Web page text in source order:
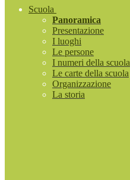
Scuola
Panoramica
Presentazione
I luoghi
Le persone
I numeri della scuola
Le carte della scuola
Organizzazione
La storia